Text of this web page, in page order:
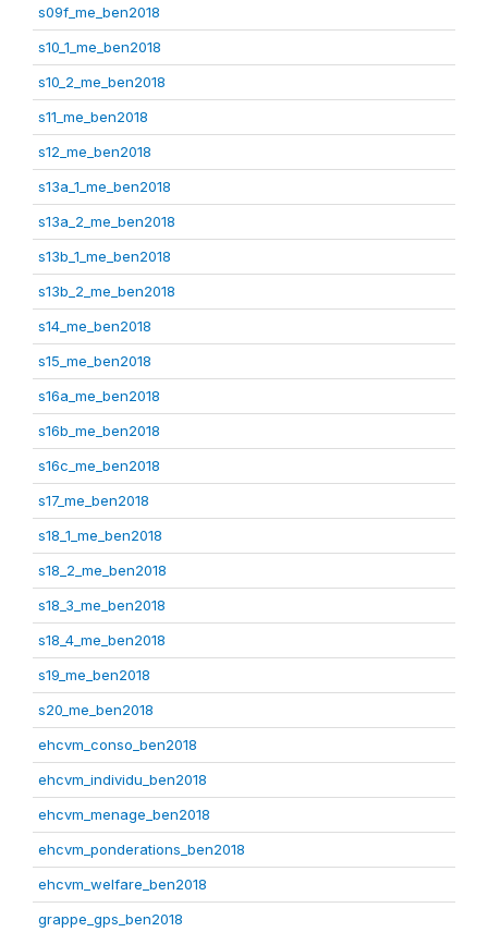
s09f_me_ben2018
s10_1_me_ben2018
s10_2_me_ben2018
s11_me_ben2018
s12_me_ben2018
s13a_1_me_ben2018
s13a_2_me_ben2018
s13b_1_me_ben2018
s13b_2_me_ben2018
s14_me_ben2018
s15_me_ben2018
s16a_me_ben2018
s16b_me_ben2018
s16c_me_ben2018
s17_me_ben2018
s18_1_me_ben2018
s18_2_me_ben2018
s18_3_me_ben2018
s18_4_me_ben2018
s19_me_ben2018
s20_me_ben2018
ehcvm_conso_ben2018
ehcvm_individu_ben2018
ehcvm_menage_ben2018
ehcvm_ponderations_ben2018
ehcvm_welfare_ben2018
grappe_gps_ben2018